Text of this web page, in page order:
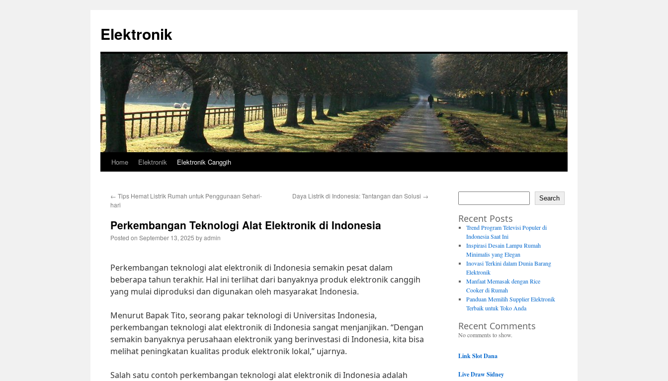
content
Elektronik
Home Elektronik Elektronik Canggih
← Tips Hemat Listrik Rumah untuk Penggunaan Sehari-
hari
Daya Listrik di Indonesia: Tantangan dan Solusi →
Perkembangan Teknologi Alat Elektronik di Indonesia
Posted on September 13, 2025 byadmin
Perkembangan teknologi alat elektronik di Indonesia semakin pesat dalam
beberapa tahun terakhir. Hal ini terlihat dari banyaknya produk elektronik canggih
yang mulai diproduksi dan digunakan oleh masyarakat Indonesia.
Menurut Bapak Tito, seorang pakar teknologi di Universitas Indonesia,
perkembangan teknologi alat elektronik di Indonesia sangat menjanjikan. “Dengan
semakin banyaknya perusahaan elektronik yang berinvestasi di Indonesia, kita bisa
melihat peningkatan kualitas produk elektronik lokal,” ujarnya.
Salah satu contoh perkembangan teknologi alat elektronik di Indonesia adalah
Search
Recent Posts
Trend Program Televisi Populer di
Indonesia Saat Ini
Inspirasi Desain Lampu Rumah
Minimalis yang Elegan
Inovasi Terkini dalam Dunia Barang
Elektronik
Manfaat Memasak dengan Rice
Cooker di Rumah
Panduan Memilih Supplier Elektronik
Terbaik untuk Toko Anda
Recent Comments
No comments to show.
Link Slot Dana
Live Draw Sidney